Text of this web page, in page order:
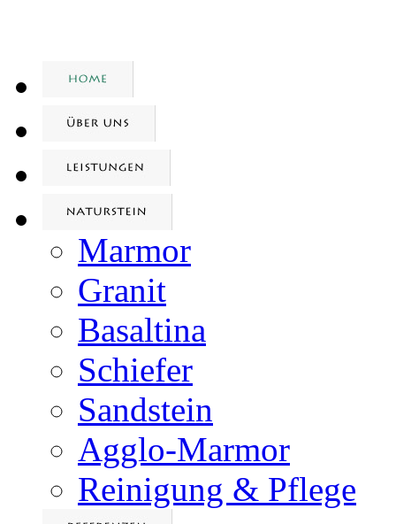
Marmor
Granit
Basaltina
Schiefer
Sandstein
Agglo-Marmor
Reinigung & Pflege